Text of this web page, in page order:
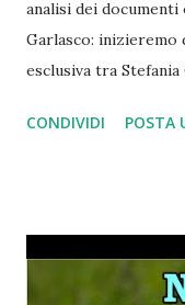
analisi dei
Garlasco: inizieremo
esclusiva tra
Tromello) nella quale
Bruscagin, Marco
ex fidanzata di
CONDIVIDI POSTA